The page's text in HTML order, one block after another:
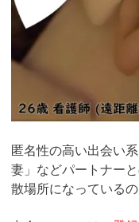
匿名性の高い出会い
妻」などパートナー
散場所になっているの